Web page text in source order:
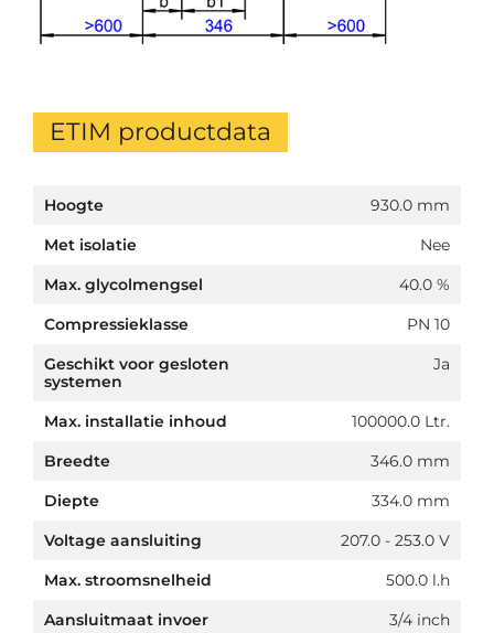
ETIM productdata
Hoogte
930.0 mm
Met isolatie
Nee
Max. glycolmengsel
40.0 %
Compressieklasse
PN 10
Geschikt voor gesloten
systemen
Ja
Max. installatie inhoud
100000.0 Ltr.
Breedte
346.0 mm
Diepte
334.0 mm
Voltage aansluiting
207.0 - 253.0 V
Max. stroomsnelheid
500.0 l.h
Aansluitmaat invoer
3/4 inch